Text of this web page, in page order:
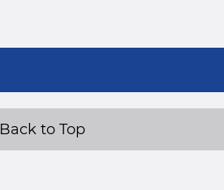
Back to Top